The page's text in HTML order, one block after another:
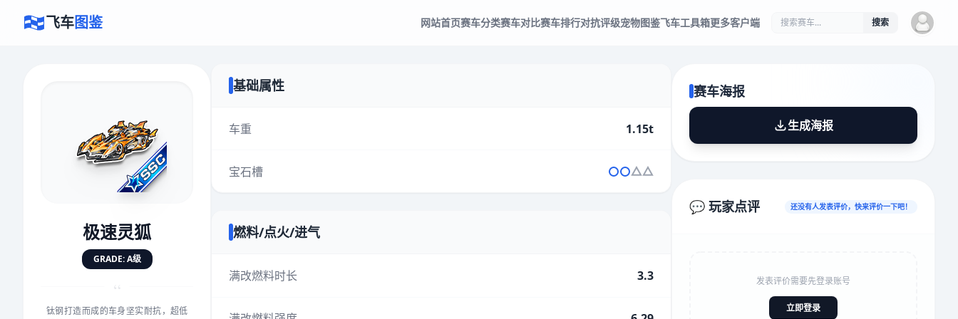
飞车图鉴 网站首页赛车分类赛车对比赛车排行对抗评级宠物图鉴飞车工具箱更多客户端 搜索
极速灵狐
GRADE: A级
“
钛钢打造而成的车身坚实耐抗，超低
基础属性
车重 1.15t
宝石槽
燃料/点火/进气
满改燃料时长 3.3
赛车海报
生成海报
💬 玩家点评 还没有人发表评价，快来评价一下吧！
发表评价需要先登录账号
立即登录
评价赛车
5.0分
★★★★
对抗
★★★★★★
手感 5.0分